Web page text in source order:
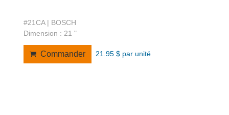
#21CA | BOSCH
Dimension : 21 "
Commander 21.95 $ par unité